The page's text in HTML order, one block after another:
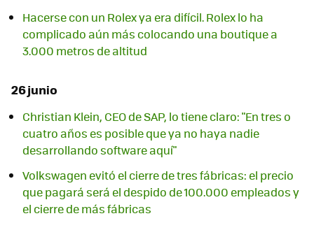
Hacerse con un Rolex ya era difícil. Rolex lo ha
complicado aún más colocando una boutique a
3.000 metros de altitud
26 junio
Christian Klein, CEO de SAP, lo tiene claro: "En tres o
cuatro años es posible que ya no haya nadie
desarrollando software aquí"
Volkswagen evitó el cierre de tres fábricas: el precio
que pagará será el despido de 100.000 empleados y
el cierre de más fábricas